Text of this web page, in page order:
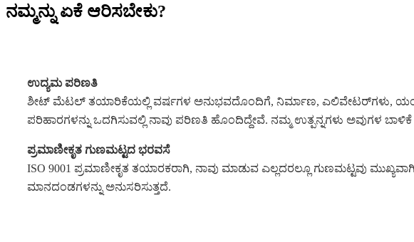
ನಮ್ಮನ್ನು ಏಕೆ ಆರಿಸಬೇಕು?
ಉದ್ಯಮ ಪರಿಣತಿ
ಶೀಟ್ ಮೆಟಲ್ ತಯಾರಿಕೆಯಲ್ಲಿ ವರ್ಷಗಳ ಅನುಭವದೊಂದಿಗೆ, ನಿರ್ಮಾಣ, ಎಲಿವೇಟರ್‌ಗಳು,
ಪರಿಹಾರಗಳನ್ನು ಒದಗಿಸುವಲ್ಲಿ ನಾವು ಪರಿಣತಿ ಹೊಂದಿದ್ದೇವೆ. ನಮ್ಮ ಉತ್ಪನ್ನಗಳು ಅವುಗಳ ಬಾಳಿಕೆ
ಪ್ರಮಾಣೀಕೃತ ಗುಣಮಟ್ಟದ ಭರವಸೆ
ISO 9001 ಪ್ರಮಾಣೀಕೃತ ತಯಾರಕರಾಗಿ, ನಾವು ಮಾಡುವ ಎಲ್ಲದರಲ್ಲೂ ಗುಣಮಟ್ಟವು
ಮಾನದಂಡಗಳನ್ನು ಅನುಸರಿಸುತ್ತದೆ.